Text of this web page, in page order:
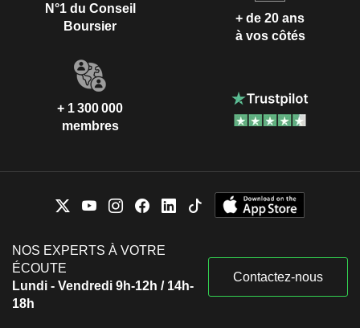
N°1 du Conseil
Boursier
+ de 20 ans
à vos côtés
+ 1 300 000
membres
NOS EXPERTS À VOTRE
ÉCOUTE
Lundi - Vendredi 9h-12h / 14h-
18h
Contactez-nous